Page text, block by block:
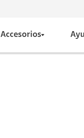
Accesorios